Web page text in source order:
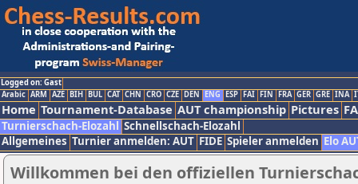
Logged on: Gast
Arabic ARM AZE BIH BUL CAT CHN CRO CZE DEN ENG ESP FAI FIN FRA GER GRE INA
Home Tournament-Database AUT championship Pictures
Turnierschach-Elozahl Schnellschach-Elozahl
Allgemeines Turnier anmelden: AUT FIDE Spieler anmelden Elo
Willkommen bei den offiziellen